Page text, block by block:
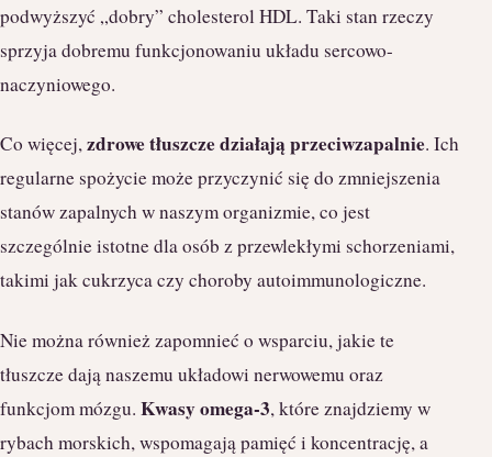
podwyższyć „dobry” cholesterol HDL. Taki stan rzeczy
sprzyja dobremu funkcjonowaniu układu sercowo-
naczyniowego.
Co więcej,zdrowe tłuszcze działają przeciwzapalnie. Ich
regularne spożycie może przyczynić się do zmniejszenia
stanów zapalnych w naszym organizmie, co jest
szczególnie istotne dla osób z przewlekłymi schorzeniami,
takimi jak cukrzyca czy choroby autoimmunologiczne.
Nie można również zapomnieć o wsparciu, jakie te
tłuszcze dają naszemu układowi nerwowemu oraz
funkcjom mózgu. Kwasy omega-3, które znajdziemy w
rybach morskich, wspomagają pamięć i koncentrację, a